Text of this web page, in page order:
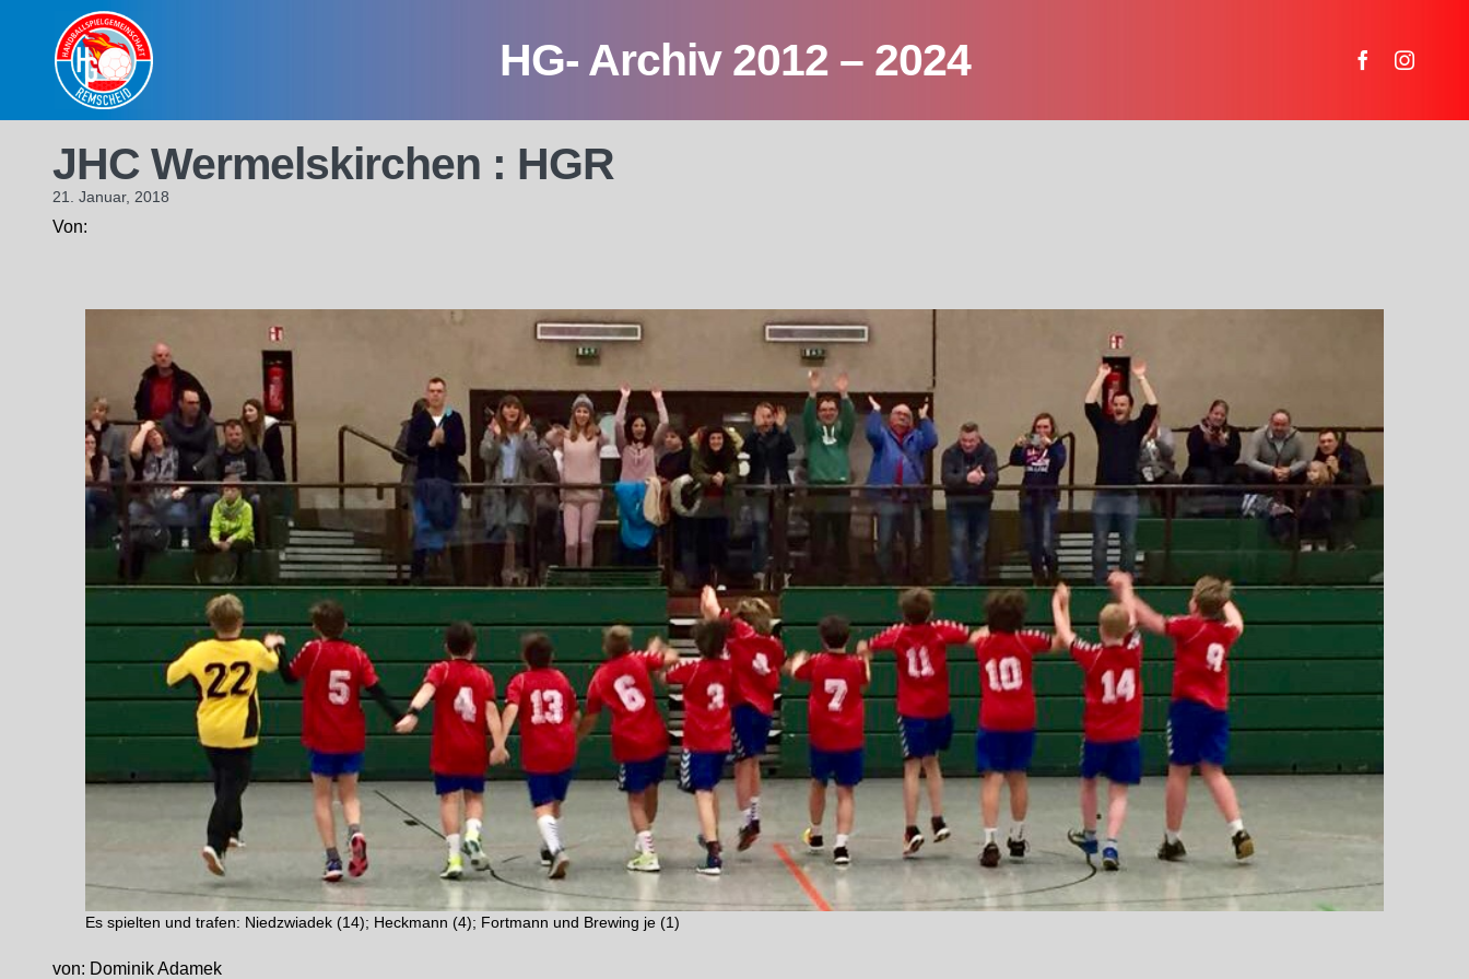
content
HG- Archiv 2012 – 2024
JHC Wermelskirchen : HGR
21. Januar, 2018
Von:
Es spielten und trafen: Niedzwiadek (14); Heckmann (4); Fortmann und Brewing je (1)
von: Dominik Adamek